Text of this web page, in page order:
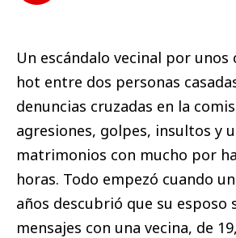
Un escándalo vecinal por unos
hot entre dos personas
denuncias cruzadas en la
agresiones, golpes, insultos y
matrimonios con mucho por
horas. Todo empezó cuando
años descubrió que su esposo
mensajes con una vecina, de